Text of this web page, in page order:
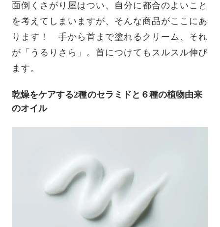
面倒くさがり屋はつい、自分に都合のよいこと
を考えてしまいますが、そんな商品がここにあ
ります！ 手から首まで塗れるクリーム、それ
が「うるりさら」。首につけてもスルスル伸び
ます。
乾燥をケアする2種のセラミドと６種の植物由来
のオイル